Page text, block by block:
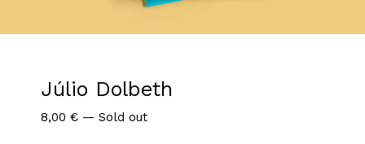
Júlio Dolbeth
8,00 € — Sold out